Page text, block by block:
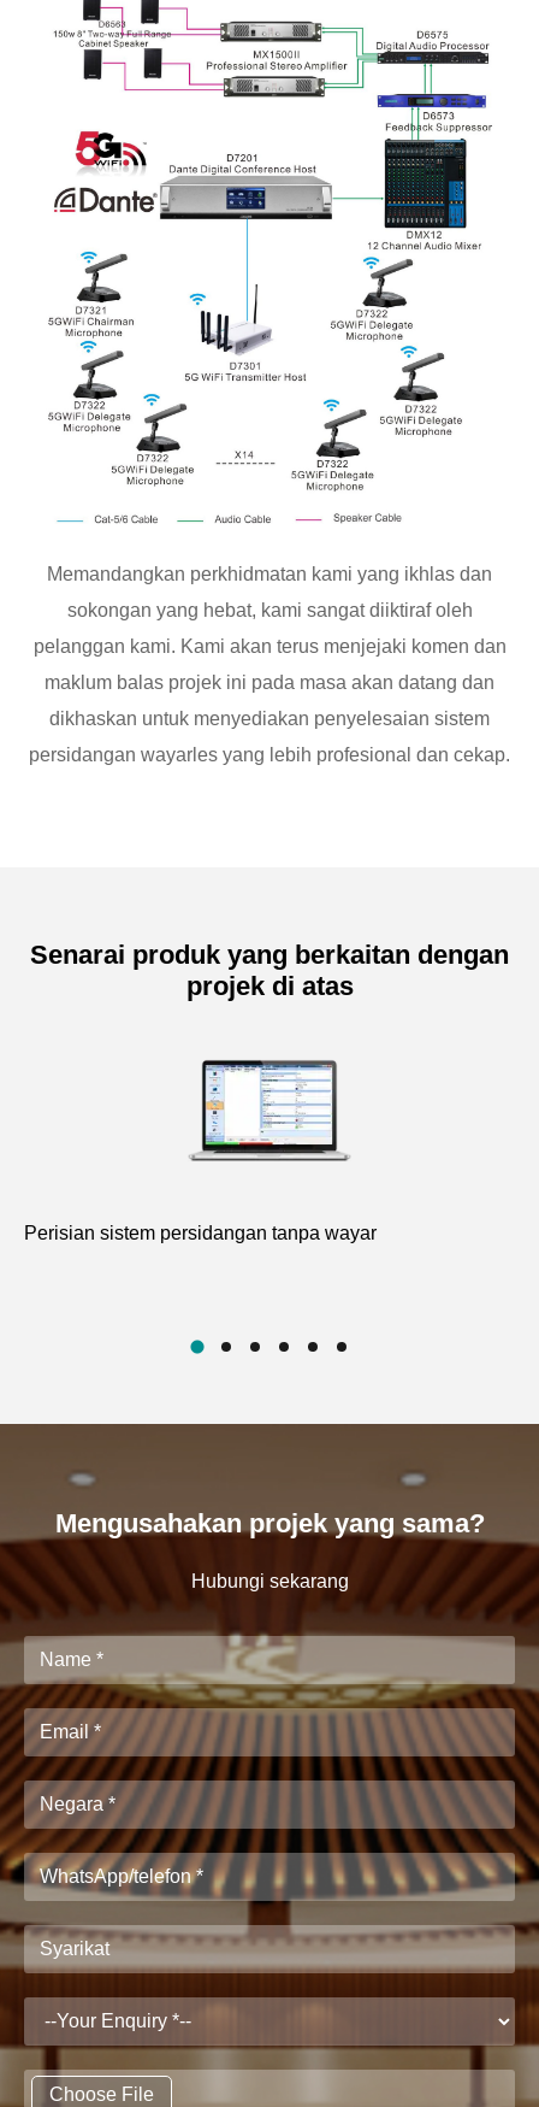
Memandangkan perkhidmatan kami yang ikhlas dan
sokongan yang hebat, kami sangat diiktiraf oleh
pelanggan kami. Kami akan terus menjejaki komen dan
maklum balas projek ini pada masa akan datang dan
dikhaskan untuk menyediakan penyelesaian sistem
persidangan wayarles yang lebih profesional dan cekap.
Senarai produk yang berkaitan dengan
projek di atas
Perisian sistem persidangan tanpa wayar
Mengusahakan projek yang sama?
Hubungi sekarang
Choose File